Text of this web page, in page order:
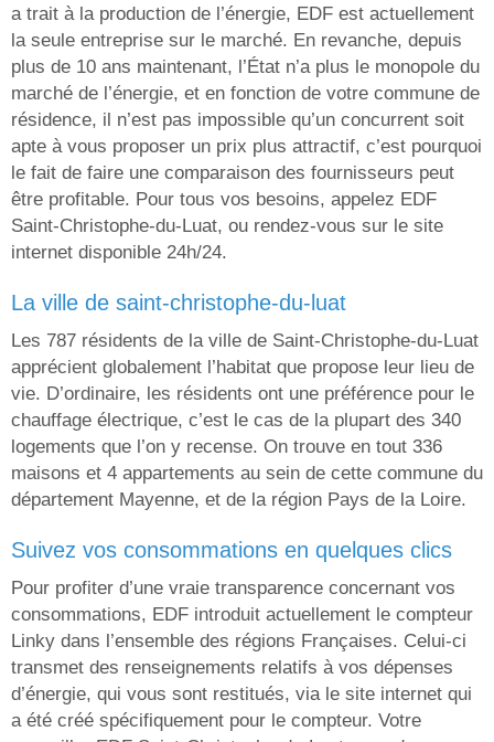
a trait à la production de l’énergie, EDF est actuellement
la seule entreprise sur le marché. En revanche, depuis
plus de 10 ans maintenant, l’État n’a plus le monopole du
marché de l’énergie, et en fonction de votre commune de
résidence, il n’est pas impossible qu’un concurrent soit
apte à vous proposer un prix plus attractif, c’est pourquoi
le fait de faire une comparaison des fournisseurs peut
être profitable. Pour tous vos besoins, appelez EDF
Saint-Christophe-du-Luat, ou rendez-vous sur le site
internet disponible 24h/24.
la ville de saint-christophe-du-luat
Les 787 résidents de la ville de Saint-Christophe-du-Luat
apprécient globalement l’habitat que propose leur lieu de
vie. D’ordinaire, les résidents ont une préférence pour le
chauffage électrique, c’est le cas de la plupart des 340
logements que l’on y recense. On trouve en tout 336
maisons et 4 appartements au sein de cette commune du
département Mayenne, et de la région Pays de la Loire.
suivez vos consommations en quelques clics
Pour profiter d’une vraie transparence concernant vos
consommations, EDF introduit actuellement le compteur
Linky dans l’ensemble des régions Françaises. Celui-ci
transmet des renseignements relatifs à vos dépenses
d’énergie, qui vous sont restitués, via le site internet qui
a été créé spécifiquement pour le compteur. Votre